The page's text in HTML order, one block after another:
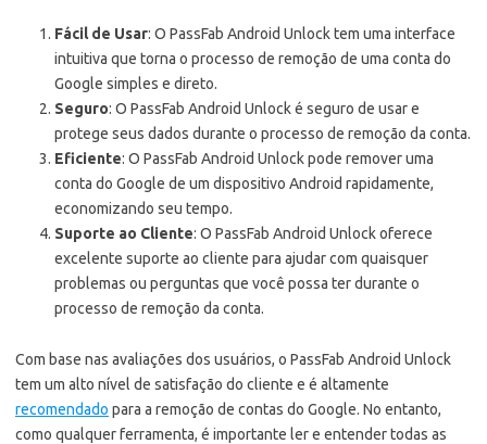
Fácil de Usar: O PassFab Android Unlock tem uma interface
intuitiva que torna o processo de remoção de uma conta do
Google simples e direto.
Seguro: O PassFab Android Unlock é seguro de usar e
protege seus dados durante o processo de remoção da conta.
Eficiente: O PassFab Android Unlock pode remover uma
conta do Google de um dispositivo Android rapidamente,
economizando seu tempo.
Suporte ao Cliente: O PassFab Android Unlock oferece
excelente suporte ao cliente para ajudar com quaisquer
problemas ou perguntas que você possa ter durante o
processo de remoção da conta.
Com base nas avaliações dos usuários, o PassFab Android Unlock
tem um alto nível de satisfação do cliente e é altamente
recomendado para a remoção de contas do Google. No entanto,
como qualquer ferramenta, é importante ler e entender todas as